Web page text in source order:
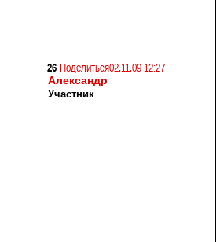
Поделиться
26
02.11.09 12:27
Александр
Участник